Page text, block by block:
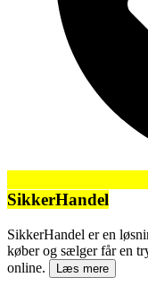
SikkerHandel
SikkerHandel er en
køber og sælger får en
online.
Læs mere